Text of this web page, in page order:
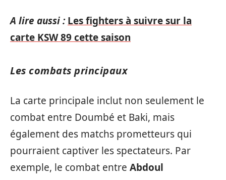
A lire aussi : Les fighters à suivre sur la
carte KSW 89 cette saison
Les combats principaux
La carte principale inclut non seulement le
combat entre Doumbé et Baki, mais
également des matchs prometteurs qui
pourraient captiver les spectateurs. Par
exemple, le combat entre Abdoul